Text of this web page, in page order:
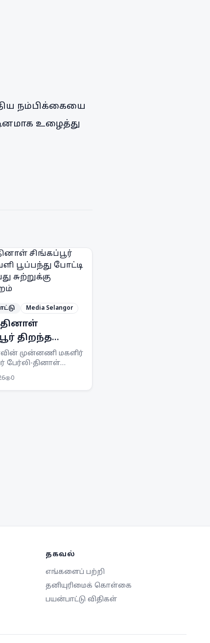
நம்பிக்கையை
உழைத்து
Media Selangor
தினாள்
திறந்த
போட்டி
சுற்றுக்கு
முன்னணி மகளிர்
பேர்லி-தினாள்
வெளி
போட்டியின்
0
தகவல்
எங்களைப் பற்றி
தனியுரிமைக் கொள்கை
பயன்பாட்டு விதிகள்